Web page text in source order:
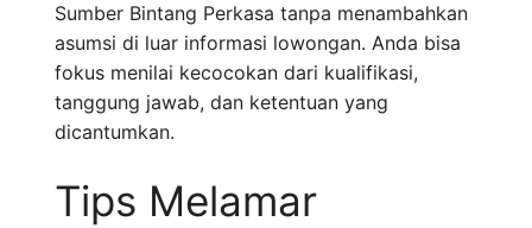
Sumber Bintang Perkasa tanpa menambahkan
asumsi di luar informasi lowongan. Anda bisa
fokus menilai kecocokan dari kualifikasi,
tanggung jawab, dan ketentuan yang
dicantumkan.
Tips Melamar